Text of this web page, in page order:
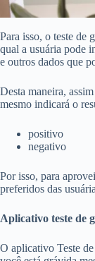
Para isso, o teste de
qual a usuária pode
e outros dados que
Desta maneira,
mesmo indicará o
positivo
negativo
Por isso, para
preferidos das
Aplicativo teste de
O aplicativo Teste